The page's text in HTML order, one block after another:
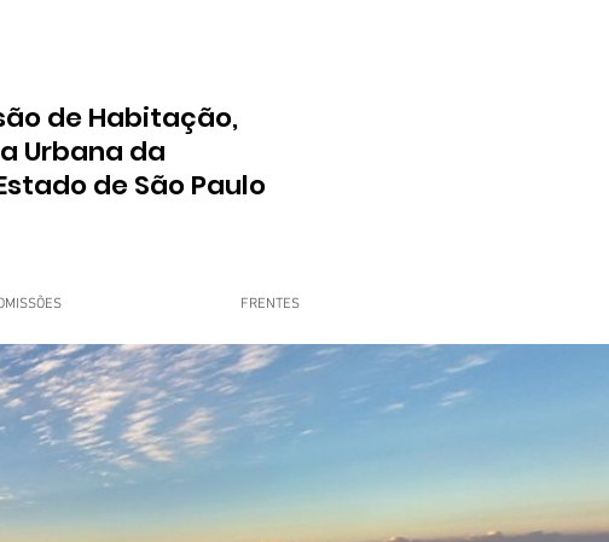
de Habitação,
Urbana da
de São Paulo
FRENTES